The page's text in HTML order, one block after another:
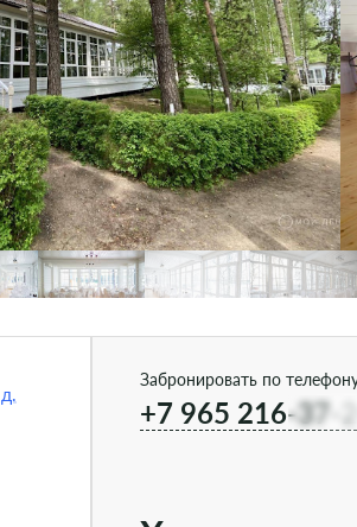
Забронировать по
+7 965 216-37-